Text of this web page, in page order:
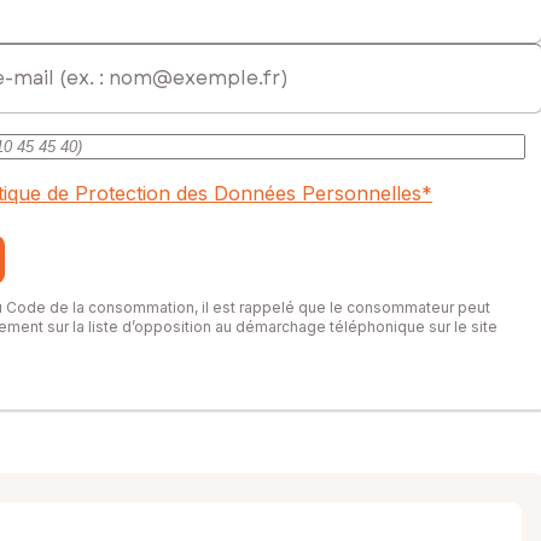
de Protection des Données Personnelles*
Code de la consommation, il est rappelé que le consommateur peut
sur la liste d’opposition au démarchage téléphonique sur le site